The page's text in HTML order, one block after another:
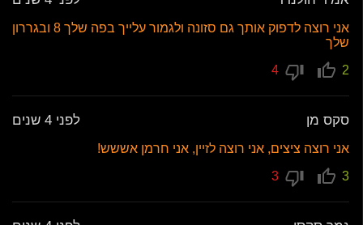
אני רוצה לדפוק אותך גם סזונה ולגמור עלייך בפה שלך 8 ובגררון
שלך
2
סקס מן לפני 4 שנים
אני רוצה ציצים, אני רוצה לזיין, אני חרמן אששש!
3